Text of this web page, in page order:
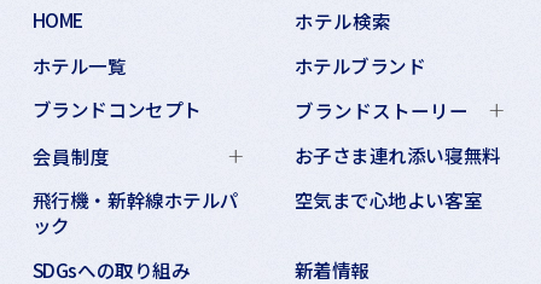
HOME
ホテル検索
ホテル一覧
ホテルブランド
ブランドコンセプト
ブランドストーリー
会員制度
お子さま連れ添い寝無料
飛行機・新幹線ホテルパ
ック
空気まで心地よい客室
SDGsへの取り組み
新着情報